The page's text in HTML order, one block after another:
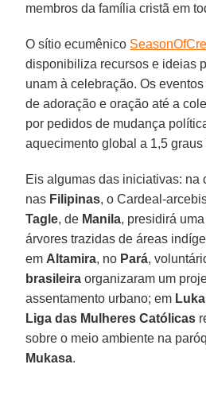
membros da família cristã em
O sítio ecumênico
disponibiliza recursos e ideias
unam à celebração. Os
de adoração e oração até a
por pedidos de mudança
aquecimento global a 1,5 graus
Eis algumas das iniciativas: na
nas Filipinas, o Cardeal-
Tagle, de Manila, presidirá
árvores trazidas de áreas
em Altamira, no Pará,
brasileira organizaram um
assentamento urbano; em
Liga das Mulheres Católicas
sobre o meio ambiente na
Mukasa.